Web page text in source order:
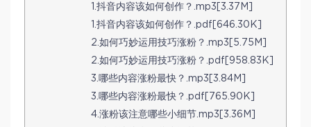
1.抖音内容该如何创作？.mp3[3.37M]
1.抖音内容该如何创作？.pdf[646.30K]
2.如何巧妙运用技巧涨粉？.mp3[5.75M]
2.如何巧妙运用技巧涨粉？.pdf[958.83K]
3.哪些内容涨粉最快？.mp3[3.84M]
3.哪些内容涨粉最快？.pdf[765.90K]
4.涨粉该注意哪些小细节.mp3[3.36M]